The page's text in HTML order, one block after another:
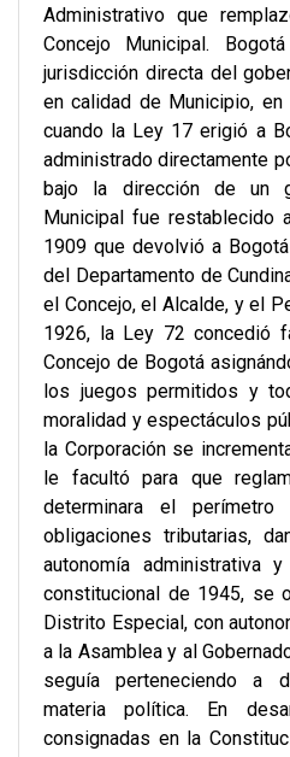
Administrativo que
Concejo Municipal.
jurisdicción directa del
en calidad de Municipio,
cuando la Ley 17 erigió a
administrado directamente
bajo la dirección de un
Municipal fue restablecido
1909 que devolvió a
del Departamento de
el Concejo, el Alcalde, y el
1926, la Ley 72 concedió
Concejo de Bogotá
los juegos permitidos y
moralidad y espectáculos
la Corporación se
le facultó para que
determinara el perímetro
obligaciones tributarias,
autonomía administrativa
constitucional de 1945, se
Distrito Especial, con
a la Asamblea y al
seguía perteneciendo a
materia política. En
consignadas en la